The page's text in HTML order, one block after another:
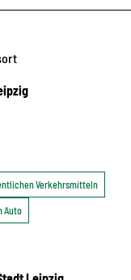
Verkehrsmitteln
Auto